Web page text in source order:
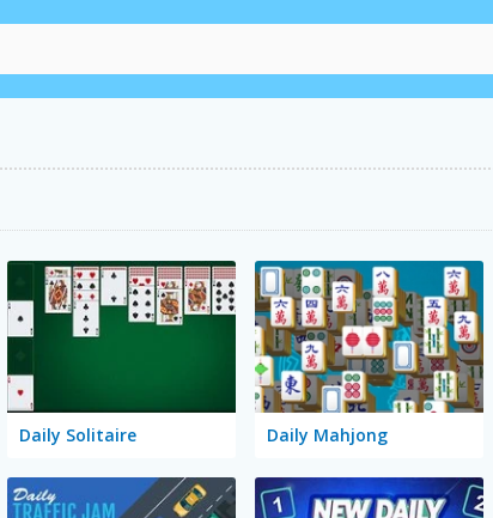
Daily Solitaire Daily Mahjong